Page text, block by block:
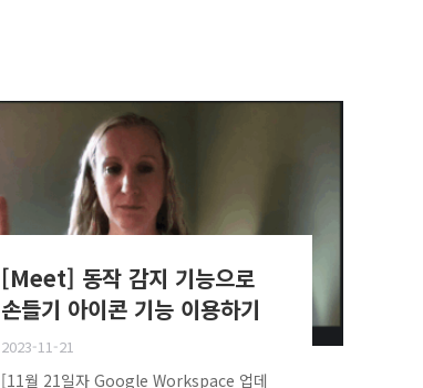
[Meet] 동작 감지 기능으로
손들기 아이콘 기능 이용하기
2023-11-21
[11월 21일자 Google Workspace 업데